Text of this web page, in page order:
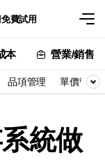
費試用
本 營業/銷售
品項管理 單價管理
統做